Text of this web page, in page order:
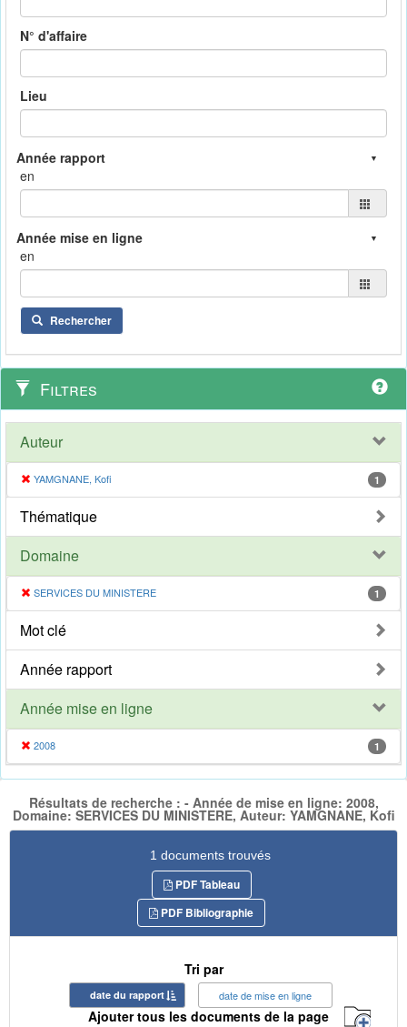
N° d'affaire
Lieu
en
en
Rechercher
Filtres
Auteur
YAMGNANE, Kofi 1
Thématique
Domaine
SERVICES DU MINISTERE 1
Mot clé
Année rapport
Année mise en ligne
2008 1
Résultats de recherche : - Année de mise en ligne: 2008,
Domaine: SERVICES DU MINISTERE, Auteur: YAMGNANE, Kofi
1 documents trouvés
PDF Tableau
PDF Bibliographie
Tri par
date du rapport date de mise en ligne
Ajouter tous les documents de la page